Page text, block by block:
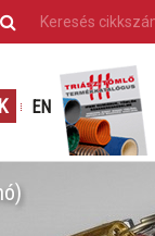
EN